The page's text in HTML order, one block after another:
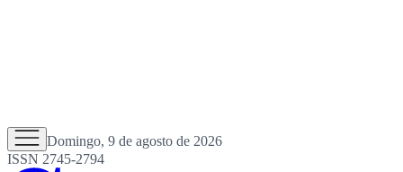
Domingo, 9 de agosto de 2026
ISSN 2745-2794